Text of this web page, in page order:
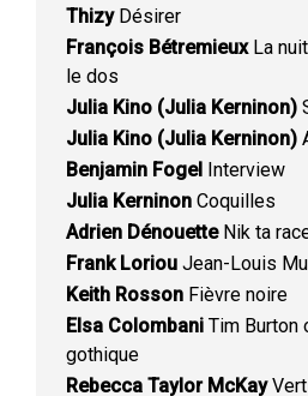
ThizyDésirer
François BétremieuxLa
le dos
Julia Kino (Julia Kerninon)
Julia Kino (Julia Kerninon)
Benjamin Fogel Interview
Julia Kerninon Coquilles
Adrien DénouetteNik ta
Frank Loriou Jean-Louis
Keith Rosson Fièvre noire
Elsa Colombani Tim Burton
gothique
Rebecca Taylor McKay